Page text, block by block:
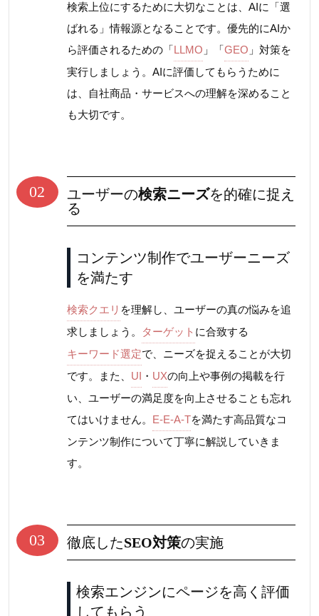
検索上位にするために大切なことは、AIに「選
ばれる」情報源となることです。優先的にAIか
ら評価されるための「LLMO 」「GEO 」対策を
実行しましょう。AIに評価してもらうために
は、自社商品・サービスへの理解を深めること
も大切です。
02 ユーザーの検索ニーズを的確に捉え
る
コンテンツ制作でユーザーニーズ
を満たす
検索クエリ を理解し、ユーザーの真の悩みを追
求しましょう。
ターゲット に合致する
キーワード選定で、ニーズを捉えることが大切
です。また、 UI ・ UXの向上や事例の掲載を行
い、ユーザーの満足度を向上させることも忘れ
てはいけません。 E-E-A-Tを満たす高品質なコ
ンテンツ制作について丁寧に解説していきま
す。
03 徹底したSEO対策の実施
検索エンジンにページを高く評価
してもらう